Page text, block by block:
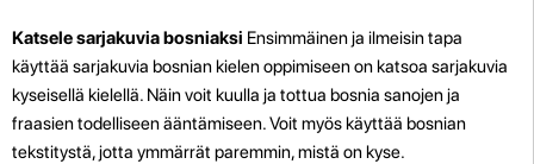
Katsele sarjakuvia bosniaksi Ensimmäinen ja ilmeisin tapa
käyttää sarjakuvia bosnian kielen oppimiseen on katsoa sarjakuvia
kyseisellä kielellä. Näin voit kuulla ja tottua bosnia sanojen ja
fraasien todelliseen ääntämiseen. Voit myös käyttää bosnian
tekstitystä, jotta ymmärrät paremmin, mistä on kyse.